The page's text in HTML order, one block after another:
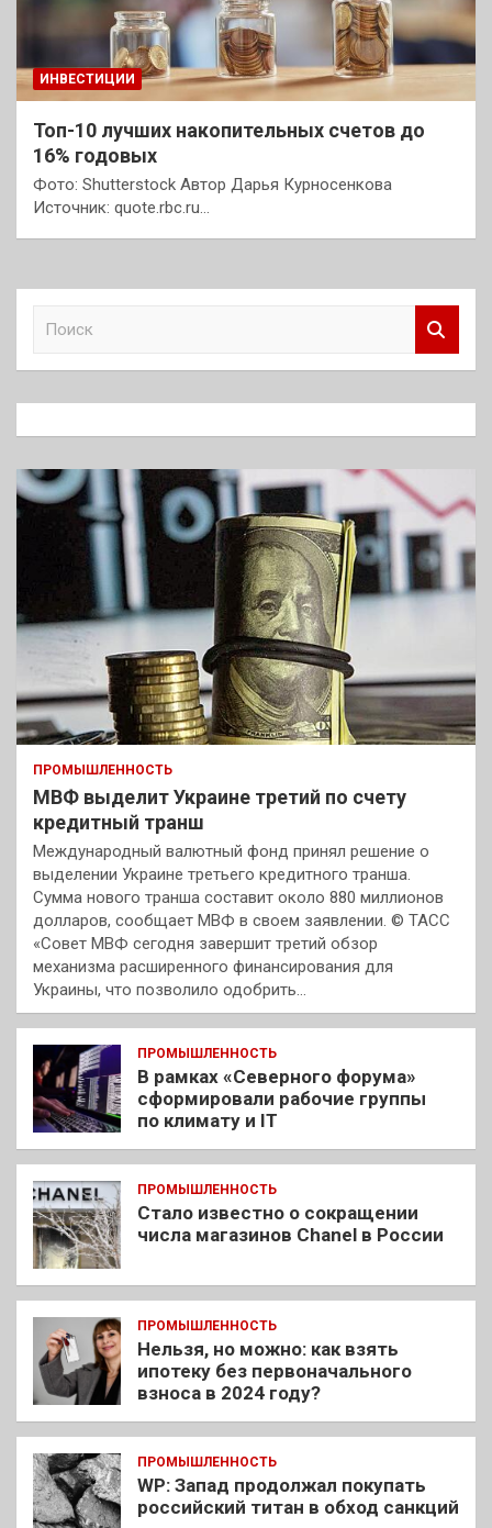
ИНВЕСТИЦИИ
Топ-10 лучших накопительных счетов до
16% годовых
Фото: Shutterstock Автор Дарья Курносенкова
Источник: quote.rbc.ru…
к
ПРОМЫШЛЕННОСТЬ
МВФ выделит Украине третий по счету
кредитный транш
Международный валютный фонд принял решение о
выделении Украине третьего кредитного транша.
Сумма нового транша составит около 880 миллионов
долларов, сообщает МВФ в своем заявлении. © ТАСС
«Совет МВФ сегодня завершит третий обзор
механизма расширенного финансирования для
Украины, что позволило одобрить…
ПРОМЫШЛЕННОСТЬ
В рамках «Северного форума»
сформировали рабочие группы
по климату и IT
ПРОМЫШЛЕННОСТЬ
Стало известно о сокращении
числа магазинов Chanel в России
ПРОМЫШЛЕННОСТЬ
Нельзя, но можно: как взять
ипотеку без первоначального
взноса в 2024 году?
ПРОМЫШЛЕННОСТЬ
WP: Запад продолжал покупать
российский титан в обход санкций